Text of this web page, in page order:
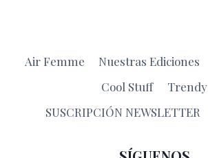
Air Femme Nuestras Ediciones
Cool Stuff
Trendy
SUSCRIPCIÓN NEWSLETTER